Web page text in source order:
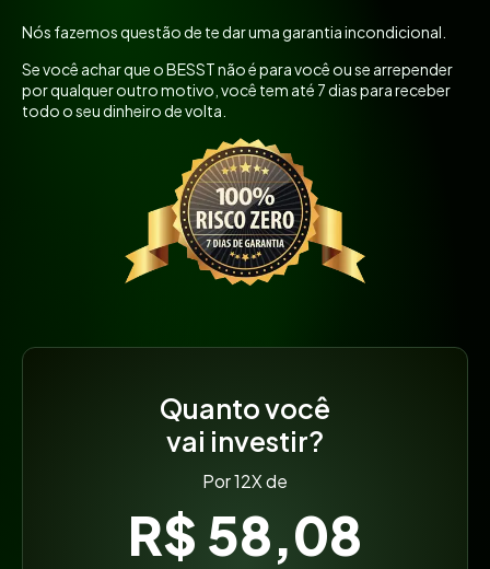
Nós fazemos questão de te dar uma garantia incondicional.
Se você achar que o BESST não é para você ou se arrepender
por qualquer outro motivo, você tem até 7 dias para receber
todo o seu dinheiro de volta.
Quanto você
vai investir?
Por 12X de
R$ 58,08